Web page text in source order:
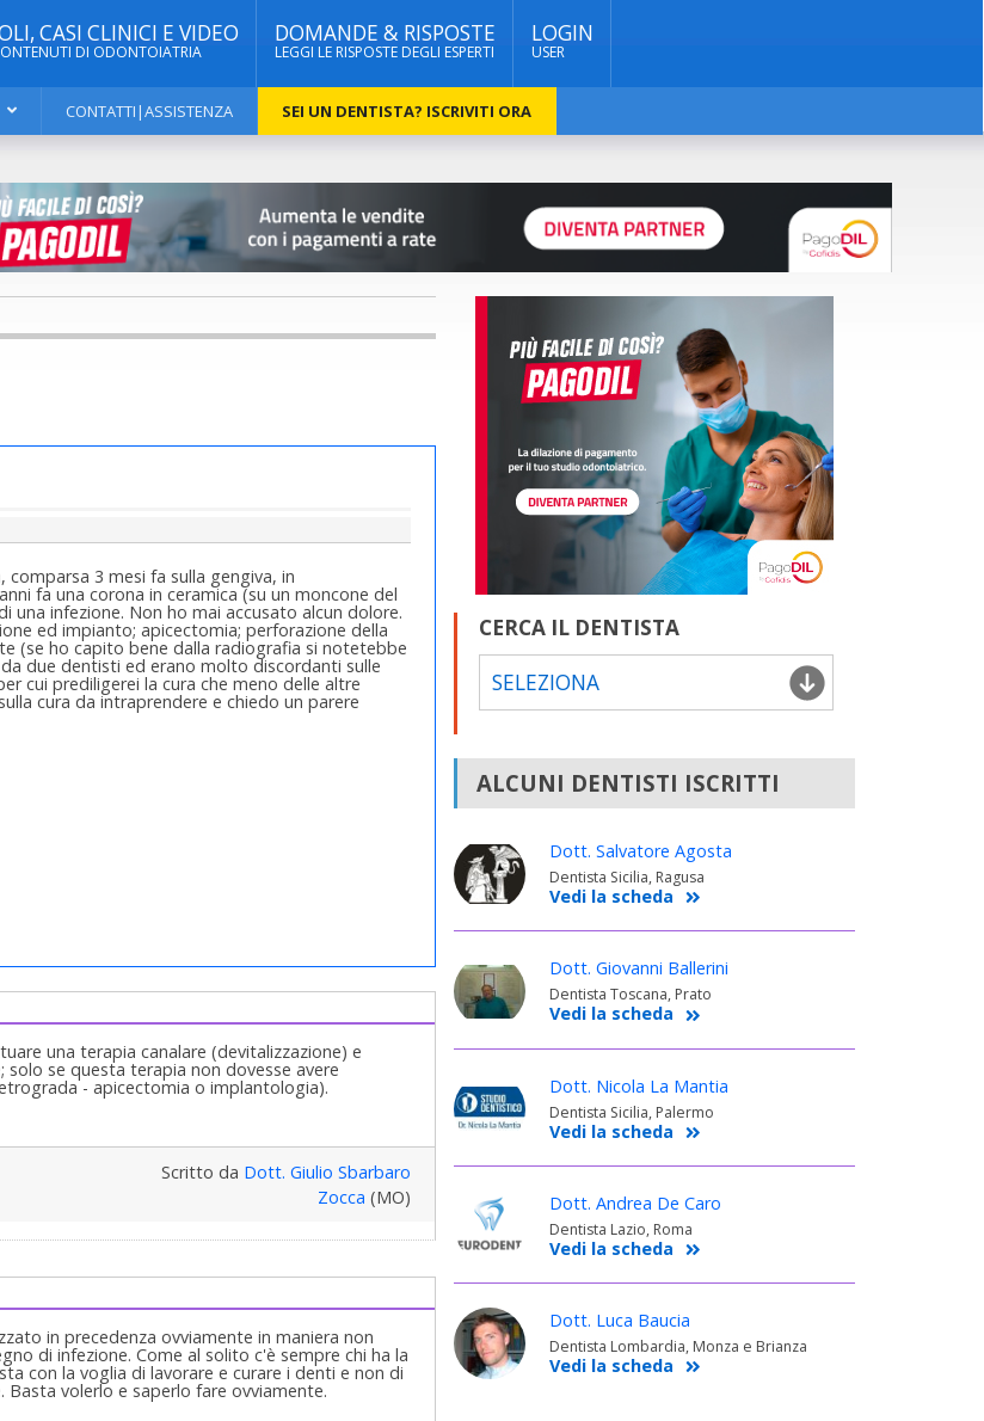
CASI CLINICI E VIDEO
DI ODONTOIATRIA
DOMANDE & RISPOSTE
LEGGI LE RISPOSTE DEGLI ESPERTI
LOGIN
USER
CONTATTI|ASSISTENZA SEI UN DENTISTA? ISCRIVITI ORA
3 mesi fa sulla gengiva, in
fa una corona in ceramica (su un moncone del
infezione. Non ho mai accusato alcun dolore.
ed impianto; apicectomia; perforazione della
(se ho capito bene dalla radiografia si notetebbe
due dentisti ed erano molto discordanti sulle
cui prediligerei la cura che meno delle altre
cura da intraprendere e chiedo un parere
una terapia canalare (devitalizzazione) e
se questa terapia non dovesse avere
- apicectomia o implantologia).
Scritto da Dott. Giulio Sbarbaro
Zocca (MO)
in precedenza ovviamente in maniera non
di infezione. Come al solito c'è sempre chi ha la
con la voglia di lavorare e curare i denti e non di
volerlo e saperlo fare ovviamente.
CERCA IL DENTISTA
SELEZIONA
ALCUNI DENTISTI ISCRITTI
Dott. Salvatore Agosta
Dentista Sicilia, Ragusa
Vedi la scheda
Dott. Giovanni Ballerini
Dentista Toscana, Prato
Vedi la scheda
Dott. Nicola La Mantia
Dentista Sicilia, Palermo
Vedi la scheda
Dott. Andrea De Caro
Dentista Lazio, Roma
Vedi la scheda
Dott. Luca Baucia
Dentista Lombardia, Monza e Brianza
Vedi la scheda